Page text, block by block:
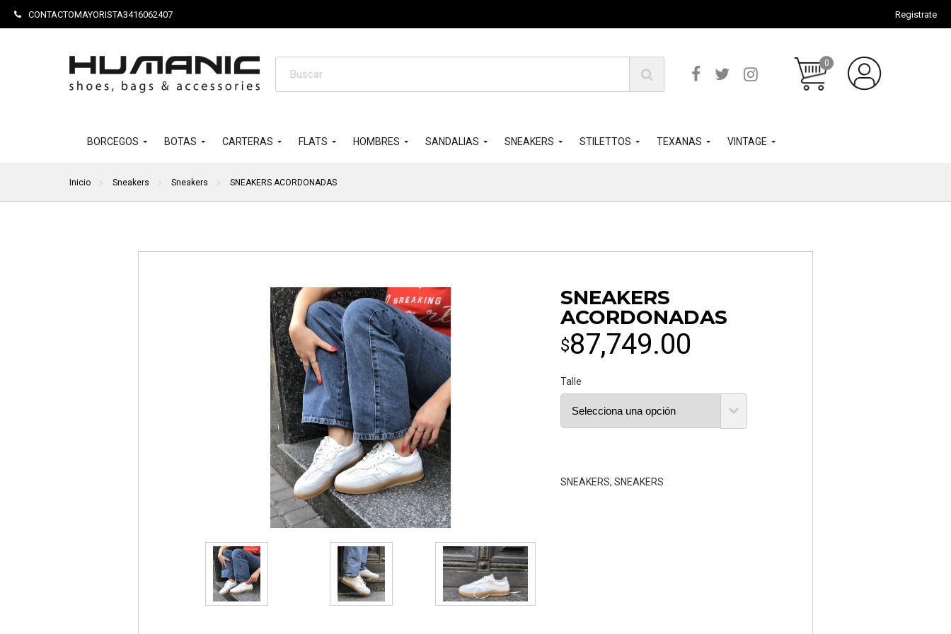
CONTACTOMAYORISTA3416062407 Registrate
Búsqueda
0
BORCEGOS BOTAS CARTERAS FLATS HOMBRES SANDALIAS SNEAKERS STILETTOS TEXANAS VINTAGE
Inicio Sneakers Sneakers SNEAKERS ACORDONADAS
SNEAKERS
ACORDONADAS
$87,749.00
Talle
SNEAKERS,SNEAKERS